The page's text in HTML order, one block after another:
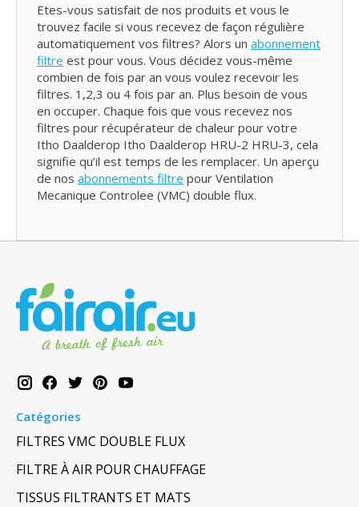
Etes-vous satisfait de nos produits et vous le
trouvez facile si vous recevez de façon régulière
automatiquement vos filtres? Alors un abonnement
filtre est pour vous. Vous décidez vous-même
combien de fois par an vous voulez recevoir les
filtres. 1,2,3 ou 4 fois par an. Plus besoin de vous
en occuper. Chaque fois que vous recevez nos
filtres pour récupérateur de chaleur pour votre
Itho Daalderop Itho Daalderop HRU-2 HRU-3, cela
signifie qu’il est temps de les remplacer. Un aperçu
de nos abonnements filtre pour Ventilation
Mecanique Controlee (VMC) double flux.
Catégories
FILTRES VMC DOUBLE FLUX
FILTRE À AIR POUR CHAUFFAGE
TISSUS FILTRANTS ET MATS